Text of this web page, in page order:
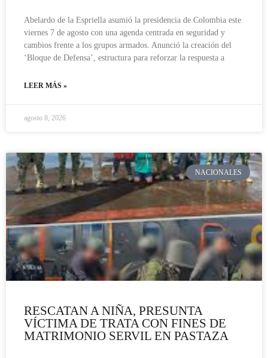
Abelardo de la Espriella asumió la presidencia de Colombia este
viernes 7 de agosto con una agenda centrada en seguridad y
cambios frente a los grupos armados. Anunció la creación del
‘Bloque de Defensa’, estructura para reforzar la respuesta a
LEER MÁS »
agosto 8, 2026
NACIONALES
RESCATAN A NIÑA, PRESUNTA
VÍCTIMA DE TRATA CON FINES DE
MATRIMONIO SERVIL EN PASTAZA